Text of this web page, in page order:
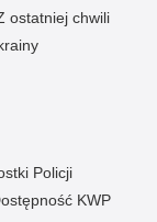
ostatniej chwili
Policji
KWP